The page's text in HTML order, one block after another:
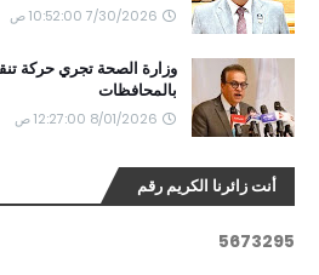
7/30/2026 10:52:00 ص
وزارة الصحة تجري حركة
بالمحافظات
8/01/2026 12:27:00 ص
أنت زائرنا الكريم رقم
5673295